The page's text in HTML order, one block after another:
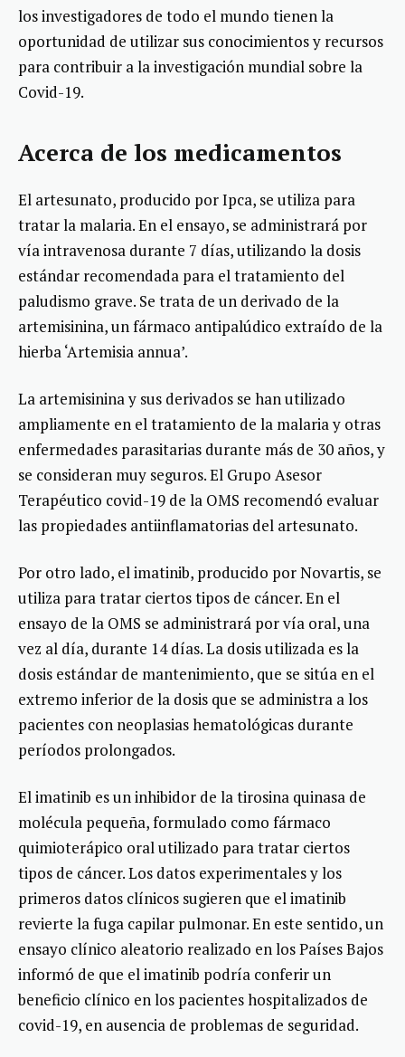
los investigadores de todo el mundo tienen la
oportunidad de utilizar sus conocimientos y recursos
para contribuir a la investigación mundial sobre la
Covid-19.
Acerca de los medicamentos
El artesunato, producido por Ipca, se utiliza para
tratar la malaria. En el ensayo, se administrará por
vía intravenosa durante 7 días, utilizando la dosis
estándar recomendada para el tratamiento del
paludismo grave. Se trata de un derivado de la
artemisinina, un fármaco antipalúdico extraído de la
hierba ‘Artemisia annua’.
La artemisinina y sus derivados se han utilizado
ampliamente en el tratamiento de la malaria y otras
enfermedades parasitarias durante más de 30 años, y
se consideran muy seguros. El Grupo Asesor
Terapéutico covid-19 de la OMS recomendó evaluar
las propiedades antiinflamatorias del artesunato.
Por otro lado, el imatinib, producido por Novartis, se
utiliza para tratar ciertos tipos de cáncer. En el
ensayo de la OMS se administrará por vía oral, una
vez al día, durante 14 días. La dosis utilizada es la
dosis estándar de mantenimiento, que se sitúa en el
extremo inferior de la dosis que se administra a los
pacientes con neoplasias hematológicas durante
períodos prolongados.
El imatinib es un inhibidor de la tirosina quinasa de
molécula pequeña, formulado como fármaco
quimioterápico oral utilizado para tratar ciertos
tipos de cáncer. Los datos experimentales y los
primeros datos clínicos sugieren que el imatinib
revierte la fuga capilar pulmonar. En este sentido, un
ensayo clínico aleatorio realizado en los Países Bajos
informó de que el imatinib podría conferir un
beneficio clínico en los pacientes hospitalizados de
covid-19, en ausencia de problemas de seguridad.